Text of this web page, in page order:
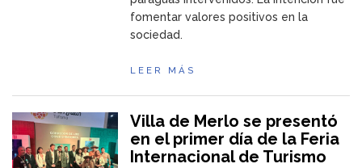
fomentar valores positivos en la
sociedad.
LEER MÁS
Villa de Merlo se presentó
en el primer día de la Feria
Internacional de Turismo